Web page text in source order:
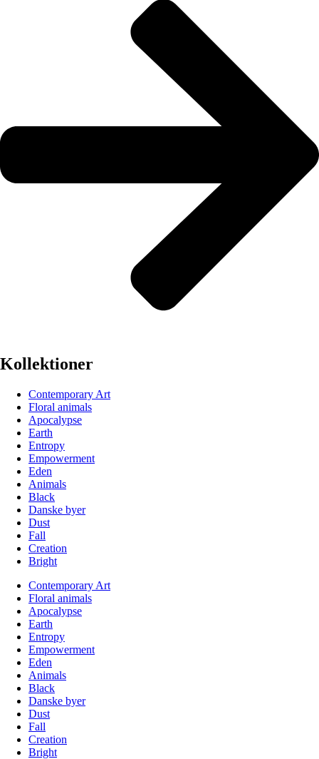
Kollektioner
Contemporary Art
Floral animals
Apocalypse
Earth
Entropy
Empowerment
Eden
Animals
Black
Danske byer
Dust
Fall
Creation
Bright
Contemporary Art
Floral animals
Apocalypse
Earth
Entropy
Empowerment
Eden
Animals
Black
Danske byer
Dust
Fall
Creation
Bright